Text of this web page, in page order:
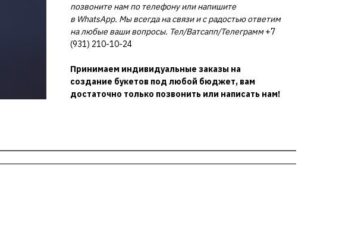
позвоните нам по телефону или напишите
в WhatsApp. Мы всегда на связи и с радостью ответим
на любые ваши вопросы. Тел/Ватсапп/Телеграмм+7
(931) 210-10-24
Принимаем индивидуальные заказы на
создание букетов под любой бюджет, вам
достаточно только позвонить или написать нам!